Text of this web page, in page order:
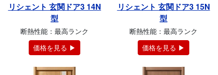
リシェント 玄関ドア3 14N
型
断熱性能：最高ランク
価格を見る ▶
リシェント 玄関ドア3 15N
型
断熱性能：最高ランク
価格を見る ▶